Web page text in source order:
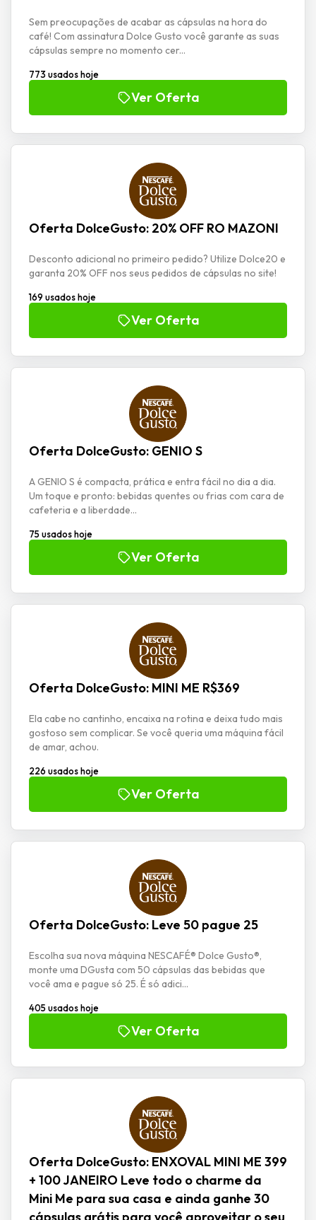
Sem preocupações de acabar as cápsulas na hora do
café! Com assinatura Dolce Gusto você garante as suas
cápsulas sempre no momento cer...
773 usados hoje
Ver Oferta
Oferta DolceGusto: 20% OFF RO MAZONI
Desconto adicional no primeiro pedido? Utilize Dolce20 e
garanta 20% OFF nos seus pedidos de cápsulas no site!
169 usados hoje
Ver Oferta
Oferta DolceGusto: GENIO S
A GENIO S é compacta, prática e entra fácil no dia a dia.
Um toque e pronto: bebidas quentes ou frias com cara de
cafeteria e a liberdade...
75 usados hoje
Ver Oferta
Oferta DolceGusto: MINI ME R$369
Ela cabe no cantinho, encaixa na rotina e deixa tudo mais
gostoso sem complicar. Se você queria uma máquina fácil
de amar, achou.
226 usados hoje
Ver Oferta
Oferta DolceGusto: Leve 50 pague 25
Escolha sua nova máquina NESCAFÉ® Dolce Gusto®,
monte uma DGusta com 50 cápsulas das bebidas que
você ama e pague só 25. É só adici...
405 usados hoje
Ver Oferta
Oferta DolceGusto: ENXOVAL MINI ME 399
+ 100 JANEIRO Leve todo o charme da
Mini Me para sua casa e ainda ganhe 30